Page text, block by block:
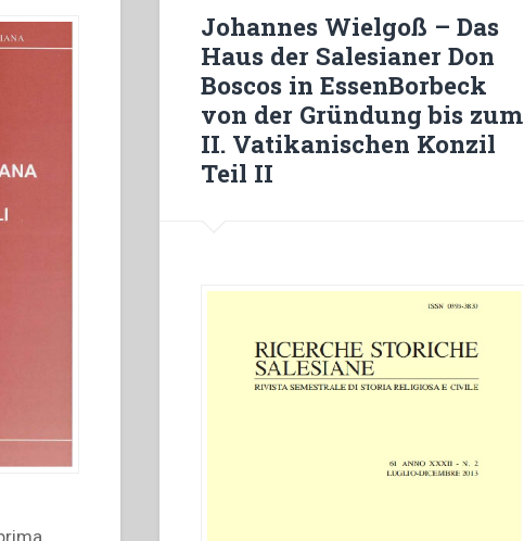
Ausiliatrice
in
Germania
durante
il
regime
Johannes Wielgoß – Das
Haus der Salesianer Don
Boscos in EssenBorbeck
von der Gründung bis zum
II. Vatikanischen Konzil
Teil II